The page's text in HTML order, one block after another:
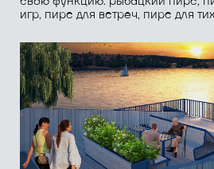
Спустившись из исторической части
с ул. Гайдара, сразу встречаешь арт-
«Молот»
. Внутри неё можно лежать,
фотографироваться на фоне
пейзажа